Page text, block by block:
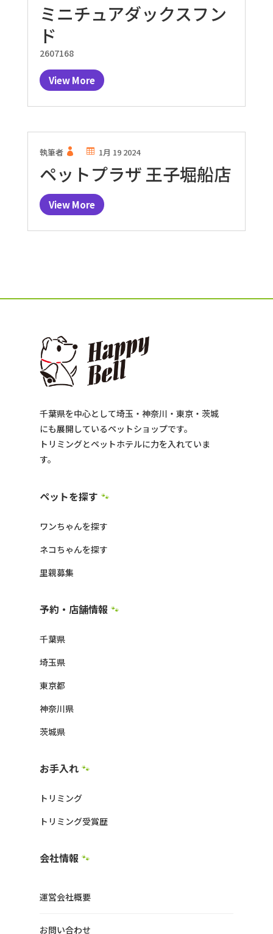
ミニチュアダックスフン
ド
2607168
View More
ペットプラザ 王子堀船店
執筆者 1月 19 2024
View More
千葉県を中心として埼玉・神奈川・東京・茨城
にも展開しているペットショップです。
トリミングとペットホテルに力を入れていま
す。
ペットを探す 🐾
ワンちゃんを探す
ネコちゃんを探す
里親募集
予約・店舗情報 🐾
千葉県
埼玉県
東京都
神奈川県
茨城県
お手入れ 🐾
トリミング
トリミング受賞歴
会社情報 🐾
運営会社概要
お問い合わせ